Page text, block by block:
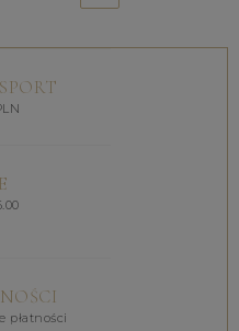
płatności